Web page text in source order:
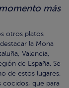
más
otros platos
la Mona
Valencia,
de España. Se
de estos lugares.
cocidos, que para